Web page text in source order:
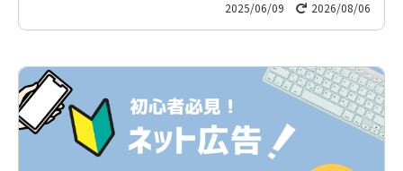
2025/06/09 2026/08/06